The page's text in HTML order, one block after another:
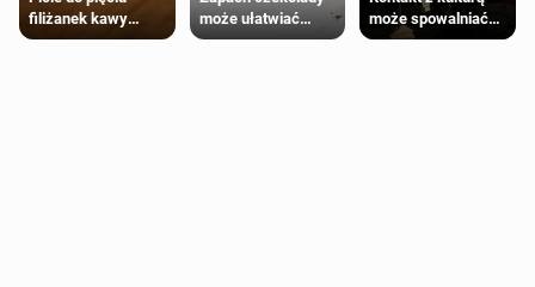
filiżanek kawy
dziennie jest
może ułatwiać
trening siłowy
może spowalniać
starzenie